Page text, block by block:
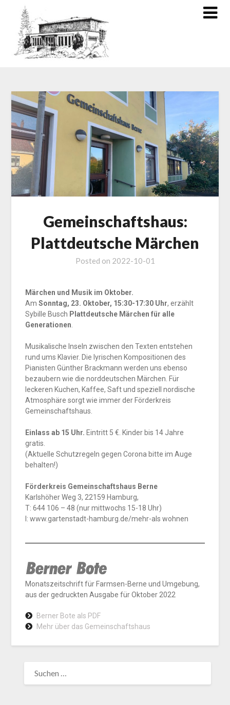
Gemeinschaftshaus:
Plattdeutsche Märchen
Posted on 2022-10-01
Märchen und Musik im Oktober.
Am Sonntag, 23. Oktober, 15:30-17:30 Uhr, erzählt
Sybille Busch Plattdeutsche Märchen für alle
Generationen
Musikalische Inseln zwischen den Texten entstehen
rund ums Klavier. Die lyrischen Kompositionen des
Pianisten Günther Brackmann werden uns ebenso
bezaubern wie die norddeutschen Märchen. Für
leckeren Kuchen, Kaffee, Saft und speziell nordische
Atmosphäre sorgt wie immer der Förderkreis
Gemeinschaftshaus.
Einlass ab 15 Uhr. Eintritt 5 €. Kinder bis 14 Jahre
gratis.
(Aktuelle Schutzregeln gegen Corona bitte im Auge
behalten!)
Förderkreis Gemeinschaftshaus Berne
Karlshöher Weg 3, 22159 Hamburg,
T: 644 106­ – 48 (nur mittwochs 15-­18 Uhr)
I: www.gartenstadt­-hamburg.de/mehr-­als ­wohnen
Monatszeitschrift für Farmsen-Berne und Umgebung,
aus der gedruckten Ausgabe für Oktober 2022
Berner Bote als PDF
Mehr über das Gemeinschaftshaus